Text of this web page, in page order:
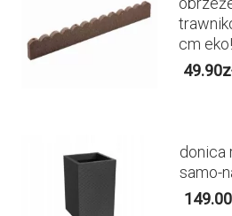
cm eko!
49.90
donica
samo-
149.00